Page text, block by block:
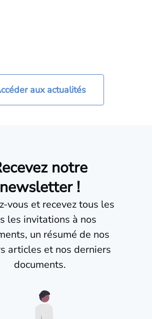
aux actualités
notre
newsletter !
vous et recevez tous les
les invitations à nos
un résumé de nos
articles et nos derniers
documents.